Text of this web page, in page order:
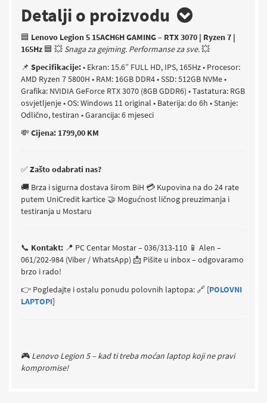
Detalji o proizvodu
🟦 Lenovo Legion 5 15ACH6H GAMING – RTX 3070 | Ryzen 7 |
165Hz 🟦 💥 Snaga za gejming. Performanse za sve.💥
📌 Specifikacije:• Ekran: 15.6” FULL HD, IPS, 165Hz• Procesor:
AMD Ryzen 7 5800H • RAM: 16GB DDR4• SSD: 512GB NVMe•
Grafika: NVIDIA GeForce RTX 3070 (8GB GDDR6) • Tastatura: RGB
osvjetljenje• OS: Windows 11 original • Baterija: do 6h • Stanje:
Odlično, testiran • Garancija: 6 mjeseci
💸Cijena: 1799,00 KM
✅Zašto odabrati nas?
🚚 Brza i sigurna dostava širom BiH 💳 Kupovina na do 24 rate
putem UniCredit kartice 🤝 Mogućnost ličnog preuzimanja i
testiranja u Mostaru
📞 Kontakt: 📍 PC Centar Mostar – 036/313-110 📱 Alen –
061/202-984 (Viber / WhatsApp) 📩 Pišite u inbox – odgovaramo
brzo i rado!
👉 Pogledajte i ostalu ponudu polovnih laptopa:🔗 [POLOVNI
LAPTOPI]
🎮 Lenovo Legion 5 – kad ti treba moćan laptop koji ne pravi
kompromise!